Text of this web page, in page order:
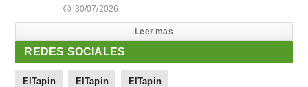
🕔 30/07/2026
Leer mas
REDES SOCIALES
ElTapin ElTapin ElTapin